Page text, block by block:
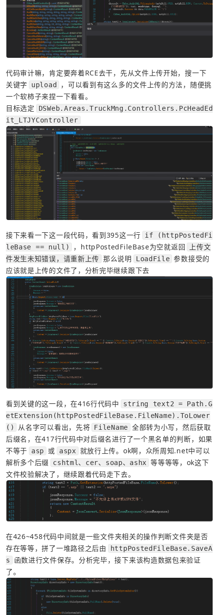
代码审计嘛，肯定要奔着RCE去干，先从文件上传开始，搜一下
关键字
upload
，可以看到有这么多的文件上传的方法，随便挑
一个软柿子来捏一下看看。
目标选定
DSWeb.Areas.TruckMng.Controllers.PcHeadEd
it_LTJYController
接下来看一下这一段代码，看到395这一行
if (httpPostedFi
leBase == null)
，httpPostedFileBase为空就返回
上传文
件发生未知错误，请重新上传 那么说明 LoadFile 参数接受的
应该就是上传的文件了，分析完毕继续跟下去
看到关键的这一段，在416行代码中
string text2 = Path.G
etExtension(httpPostedFileBase.FileName).ToLower
()
从名字可以看出，先将 FileName 全部转为小写，然后获取
后缀名，在417行代码中对后缀名进行了一个黑名单的判断，如果
不等于
asp 或 aspx 就放行上传。ok啊，众所周知.net中可以
解析多个后缀
cshtml、cer、soap、ashx 等等等等，ok这下
文件校验解决了，继续跟着代码走下去。
在426~458代码中间就是一些文件夹相关的操作判断文件夹是否
存在等等，拼了一堆路径之后由
httpPostedFileBase.SaveA
s
函数进行文件保存。分析完毕，接下来该构造数据包来验证
了。